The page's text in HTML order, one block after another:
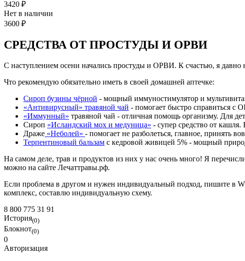
3420 ₽
Нет в наличии
3600 ₽
СРЕДСТВА ОТ ПРОСТУДЫ И ОРВИ
С наступлением осени начались простуды и ОРВИ. К счастью, я давно
Что рекомендую обязательно иметь в своей домашней аптечке:
Сироп бузины чёрной - мощный иммуностимулятор и
«Антивирусный» травяной чай - помогает быстро справиться
«Иммунный» травяной чай - отличная помощь организму. Для
Сироп «Исландский мох и медуница» - супер средство от кашля.
Драже «Неболей» - помогает не разболеться, главное, принять
Терпентиновый бальзам с кедровой живицей 5% - мощный
На самом деле, трав и продуктов из них у нас очень много! Я
можно на сайте Лечаттравы.рф.
Если проблема в другом и нужен индивидуальный подход, пишите в
комплекс, составлю индивидуальную схему.
8 800 775 31 91
История(0)
Блокнот(0)
0
Авторизация